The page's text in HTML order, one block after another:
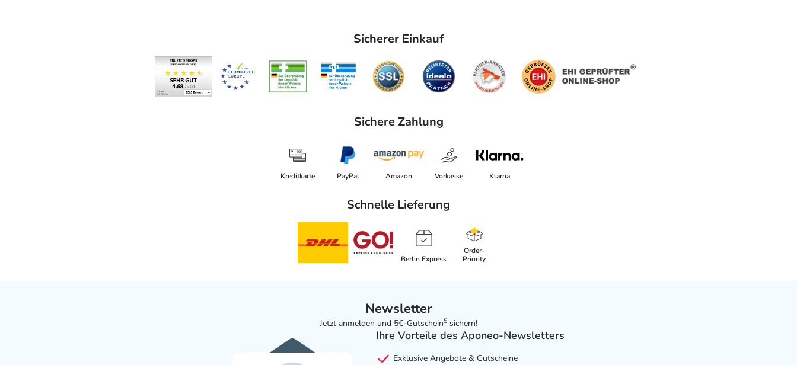
Sicherer Einkauf
Sichere Zahlung
Kreditkarte PayPal Amazon Vorkasse Klarna
Schnelle Lieferung
Berlin Express
Order-
Priority
Newsletter
Jetzt anmelden und 5€-Gutschein5 sichern!
Ihre Vorteile des Aponeo-Newsletters
Exklusive Angebote & Gutscheine